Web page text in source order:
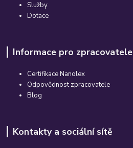
Služby
Dotace
Informace pro zpracovatele
Certifikace Nanolex
Odpovědnost zpracovatele
Blog
Kontakty a sociální sítě